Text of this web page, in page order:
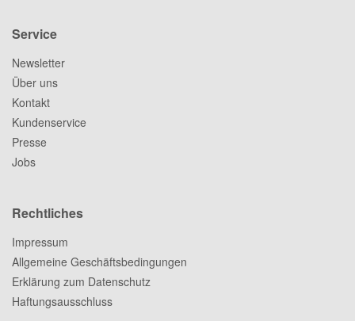
Service
Newsletter
Über uns
Kontakt
Kundenservice
Presse
Jobs
Rechtliches
Impressum
Allgemeine Geschäftsbedingungen
Erklärung zum Datenschutz
Haftungsausschluss